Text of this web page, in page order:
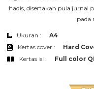
hadis, disertakan pula jurnal
pada
Ukuran :
A4
Kertas cover :
Hard
Kertas isi :
Full color